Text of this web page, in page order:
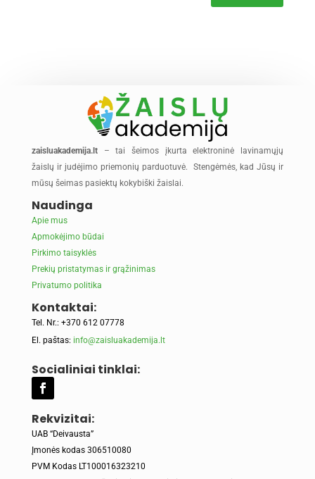
zaisluakademija.lt
– tai šeimos įkurta elektroninė lavinamųjų
žaislų ir judėjimo priemonių parduotuvė. Stengėmės, kad Jūsų ir
mūsų šeimas pasiektų kokybiški žaislai.
Naudinga
Apie mus
Apmokėjimo būdai
Pirkimo taisyklės
Prekių pristatymas ir grąžinimas
Privatumo politika
Kontaktai:
Tel. Nr.: +370 612 07778
El. paštas: info@zaisluakademija.lt
Socialiniai tinklai:
Rekvizitai:
UAB “Deivausta”
Įmonės kodas 306510080
PVM Kodas LT100016323210